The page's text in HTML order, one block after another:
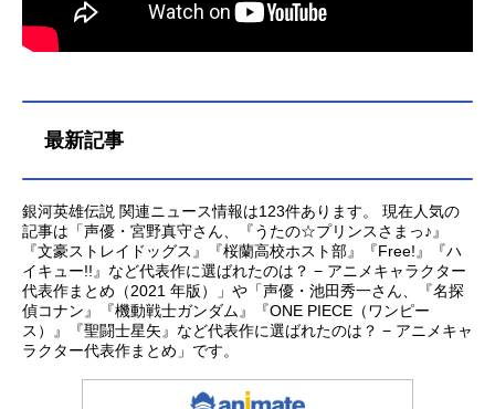
最新記事
銀河英雄伝説 関連ニュース情報は123件あります。 現在人気の
記事は「声優・宮野真守さん、『うたの☆プリンスさまっ♪』
『文豪ストレイドッグス』『桜蘭高校ホスト部』『Free!』『ハ
イキュー!!』など代表作に選ばれたのは？ − アニメキャラクター
代表作まとめ（2021 年版）」や「声優・池田秀一さん、『名探
偵コナン』『機動戦士ガンダム』『ONE PIECE（ワンピー
ス）』『聖闘士星矢』など代表作に選ばれたのは？ − アニメキャ
ラクター代表作まとめ」です。